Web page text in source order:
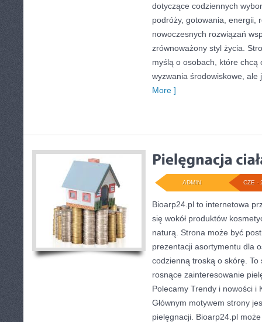
dotyczące codziennych
podróży, gotowania, energii,
nowoczesnych rozwiązań
zrównoważony styl życia.
myślą o osobach, które chcą
wyzwania środowiskowe, ale
More ]
CZE -
ADMIN
Bioarp24.pl to internetowa
się wokół produktów
naturą. Strona może być
prezentacji asortymentu dla
codzienną troską o skórę.
rosnące zainteresowanie
Polecamy Trendy i nowości i
Głównym motywem strony
pielęgnacji. Bioarp24.pl